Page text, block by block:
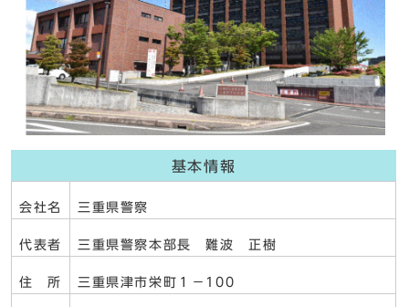
基本情報
会社名 三重県警察
代表者 三重県警察本部長 難波 正樹
住 所 三重県津市栄町１－100